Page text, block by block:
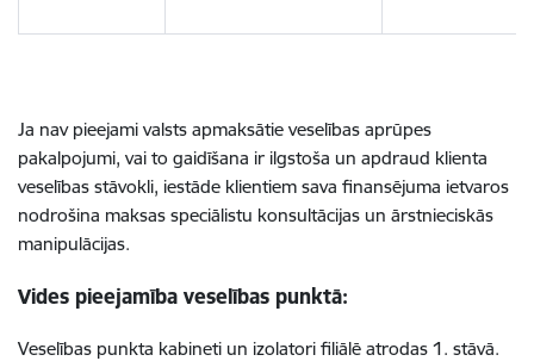
Ja nav pieejami valsts apmaksātie veselības aprūpes
pakalpojumi, vai to gaidīšana ir ilgstoša un apdraud klienta
veselības stāvokli, iestāde klientiem sava finansējuma ietvaros
nodrošina maksas speciālistu konsultācijas un ārstnieciskās
manipulācijas.
Vides pieejamība veselības punktā:
Veselības punkta kabineti un izolatori filiālē atrodas 1. stāvā.